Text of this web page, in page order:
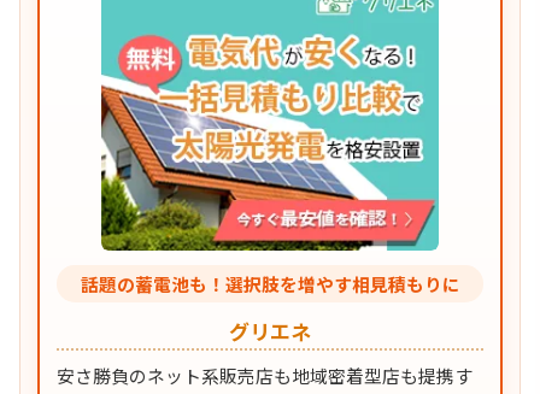
話題の蓄電池も！選択肢を増やす相見積もりに
グリエネ
安さ勝負のネット系販売店も地域密着型店も提携す